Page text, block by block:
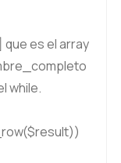
es el array
while.